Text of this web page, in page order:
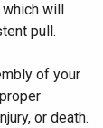
will
pull.
of your
or death.